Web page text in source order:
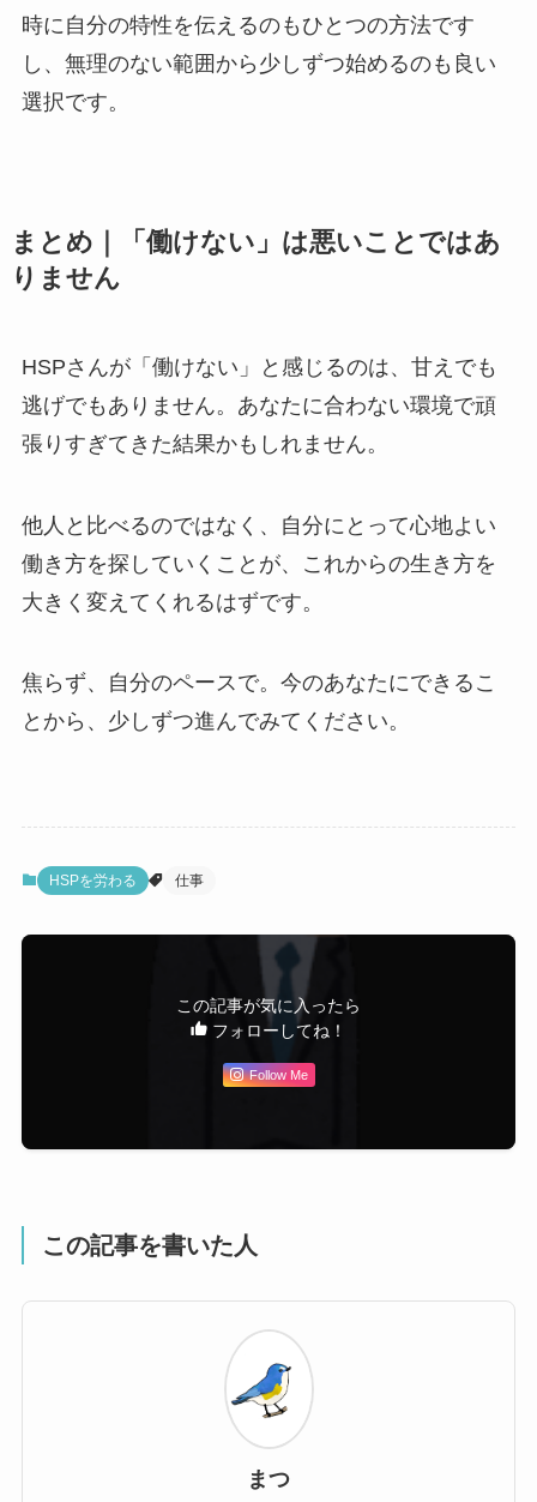
時に自分の特性を伝えるのもひとつの方法です
し、無理のない範囲から少しずつ始めるのも良い
選択です。
まとめ｜「働けない」は悪いことではあ
りません
HSPさんが「働けない」と感じるのは、甘えでも
逃げでもありません。あなたに合わない環境で頑
張りすぎてきた結果かもしれません。
他人と比べるのではなく、自分にとって心地よい
働き方を探していくことが、これからの生き方を
大きく変えてくれるはずです。
焦らず、自分のペースで。今のあなたにできるこ
とから、少しずつ進んでみてください。
HSPを労わる 仕事
この記事が気に入ったら
フォローしてね！
Follow Me
この記事を書いた人
まつ